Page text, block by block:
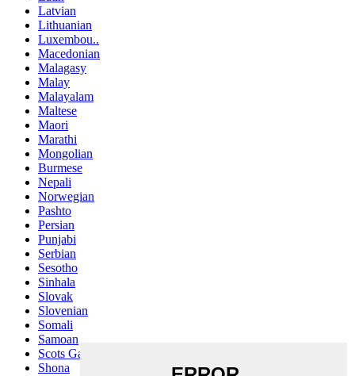
Latvian
Lithuanian
Luxembou..
Macedonian
Malagasy
Malay
Malayalam
Maltese
Maori
Marathi
Mongolian
Burmese
Nepali
Norwegian
Pashto
Persian
Punjabi
Serbian
Sesotho
Sinhala
Slovak
Slovenian
Somali
Samoan
Scots Gaelic
Shona